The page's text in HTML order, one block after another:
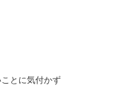
ばと思います。